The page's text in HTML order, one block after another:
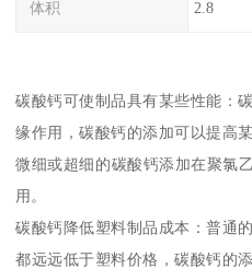
体积 2.8
碳酸钙可使制品具有某些性能：
缘作用，碳酸钙的添加可以提高
微细或超细的碳酸钙添加在聚氯
用。
碳酸钙降低塑料制品成本：普通
都远远低于塑料价格，碳酸钙的